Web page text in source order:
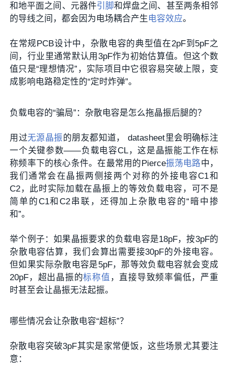
和地平面之间、元器件引脚和焊盘之间、甚至两条相邻
的导线之间，都会因为电场耦合产生 电容效应。
在常规PCB设计中，杂散电容的典型值在2pF到5pF之
间，行业里通常默认用3pF作为初始估算值。但这个数
值只是“理想情况”，实际项目中它很容易突破上限，变
成影响电路稳定性的“定时炸弹”。
负载电容的“骗局”：杂散电容是怎么拖晶振后腿的？
用过无源晶振的朋友都知道， datasheet里会明确标注
一个关键参数——负载电容CL，这是晶振能工作在标
称频率下的核心条件。在最常用的Pierce振荡电路中，
我们通常会在晶振两侧接两个对称的外接电容C1和
C2，此时实际加载在晶振上的等效负载电容，可不是
简单的C1和C2串联，还得加上杂散电容的“暗中掺
和”。
举个例子：如果晶振要求的负载电容是18pF，按3pF的
杂散电容估算，我们会算出需要接30pF的外接电容。
但如果实际杂散电容是5pF，那等效负载电容就会变成
20pF，超出晶振的标称值 ，直接导致频率偏低，严重
时甚至会让晶振无法起振。
哪些情况会让杂散电容“超标”？
杂散电容突破3pF其实是家常便饭，这些场景尤其要注
意：